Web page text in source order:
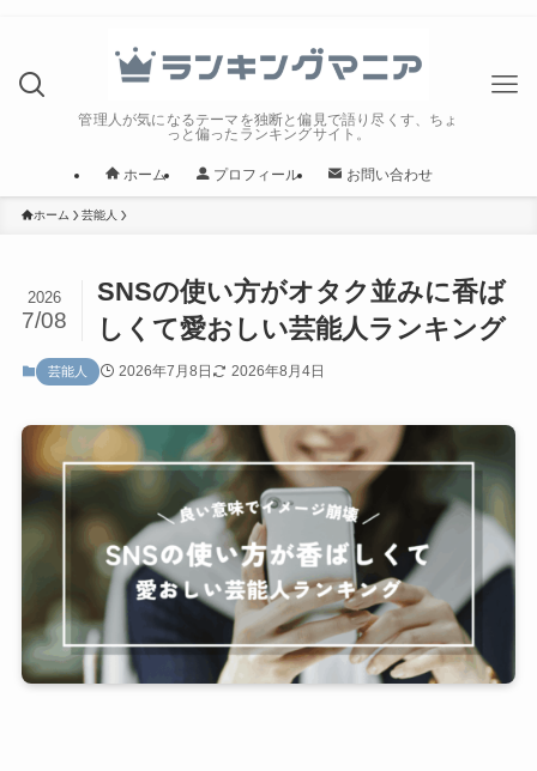
管理人が気になるテーマを独断と偏見で語り尽くす、ちょ
っと偏ったランキングサイト。
ホーム プロフィール お問い合わせ
ホーム 芸能人
SNSの使い方がオタク並みに香ば
しくて愛おしい芸能人ランキング
2026
7/08
芸能人 2026年7月8日 2026年8月4日